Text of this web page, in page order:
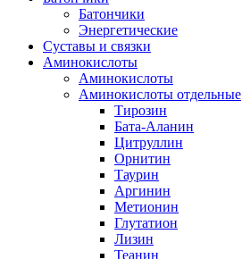
Батончики
Энергетические
Суставы и связки
Аминокислоты
Аминокислоты
Аминокислоты отдельные
Тирозин
Бата-Аланин
Цитруллин
Орнитин
Таурин
Аргинин
Метионин
Глутатион
Лизин
Теанин